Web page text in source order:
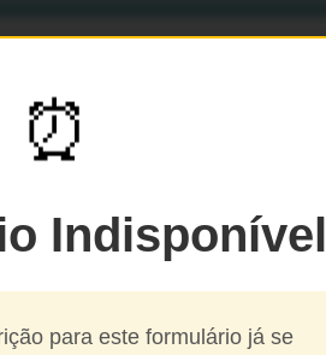
⏰
Indisponível
para este formulário já se
Entrevista
(Etapa 3)